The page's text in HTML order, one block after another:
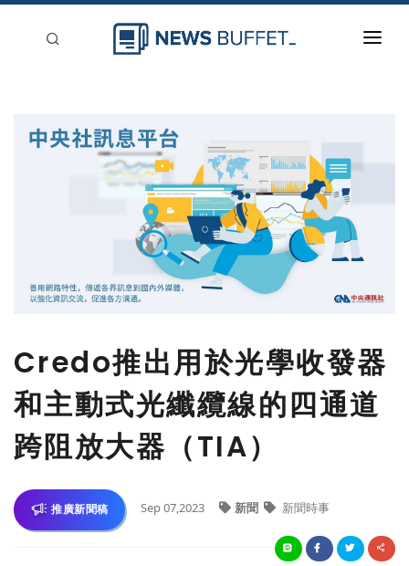
Credo推出用於光學收發器
和主動式光纖纜線的四通道
跨阻放大器（TIA）
推廣新聞稿 Sep 07,2023 新聞 新聞時事